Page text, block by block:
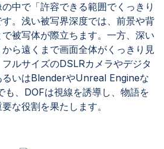
中で「許容できる範囲でくっきり
。浅い被写界深度では、前景や背
被写体が際立ちます。一方、深い
ら遠くまで画面全体がくっきり見
ルサイズのDSLRカメラやデジタ
るいはBlenderやUnreal Engineな
も、DOFは視線を誘導し、物語を
な役割を果たします。